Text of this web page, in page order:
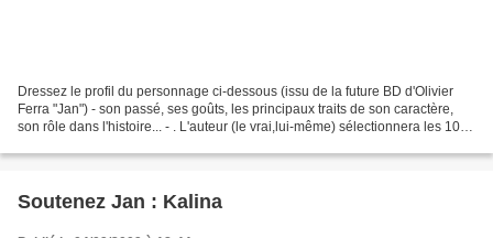
Dressez le profil du personnage ci-dessous (issu de la future BD d'Olivier
Ferra "Jan") - son passé, ses goûts, les principaux traits de son caractère,
son rôle dans l'histoire... - . L'auteur (le vrai,lui-même) sélectionnera les 10
Soutenez Jan : Kalina